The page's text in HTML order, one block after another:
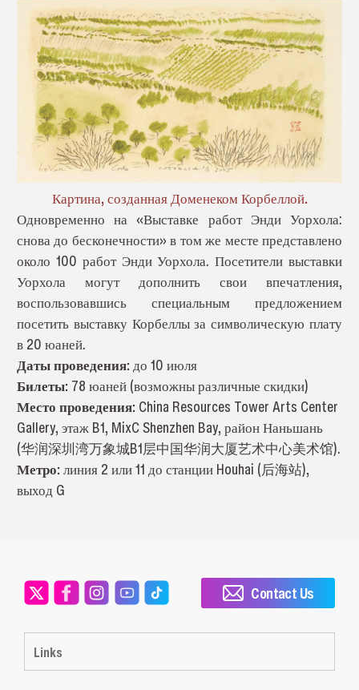
Картина, созданная Доменеком Корбеллой.
Одновременно на «Выставке работ Энди Уорхола:
снова до бесконечности» в том же месте представлено
около 100 работ Энди Уорхола. Посетители выставки
Уорхола могут дополнить свои впечатления,
воспользовавшись специальным предложением
посетить выставку Корбеллы за символическую плату
в 20 юаней.
Даты проведения: до 10 июля
Билеты: 78 юаней (возможны различные скидки)
Место проведения: China Resources Tower Arts Center
Gallery, этаж B1, MixC Shenzhen Bay, район Наньшань
(华润深圳湾万象城B1层中国华润大厦艺术中心美术馆).
Метро: линия 2 или 11 до станции Houhai (后海站),
выход G
Links
Contact Us